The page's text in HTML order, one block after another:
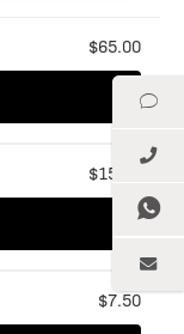
$65.00
$15.00
$7.50